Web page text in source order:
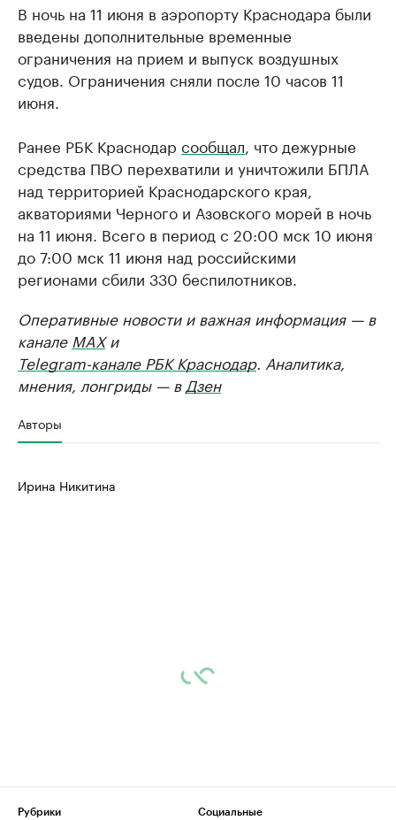
В ночь на 11 июня в аэропорту Краснодара были
введены дополнительные временные
ограничения на прием и выпуск воздушных
судов. Ограничения сняли после 10 часов 11
июня.
Ранее РБК Краснодар сообщал , что дежурные
средства ПВО перехватили и уничтожили БПЛА
над территорией Краснодарского края,
акваториями Черного и Азовского морей в ночь
на 11 июня. Всего в период с 20:00 мск 10 июня
до 7:00 мск 11 июня над российскими
регионами сбили 330 беспилотников.
Оперативные новости и важная информация — в
канале MAXи
Telegram-канале РБК Краснодар. Аналитика,
мнения, лонгриды — в Дзен
Авторы
Ирина Никитина
Рубрики
Социальные